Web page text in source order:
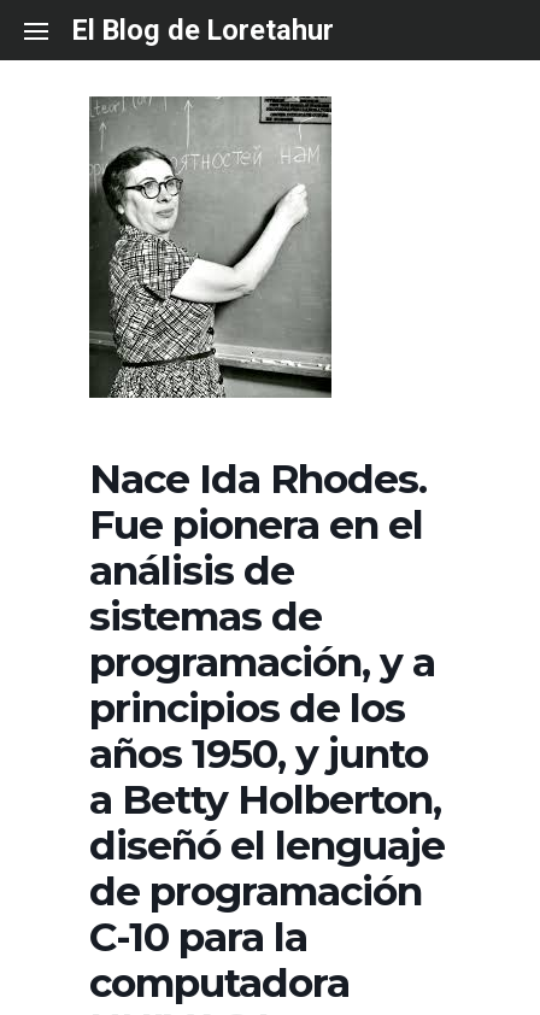
content
El Blog de Loretahur
Nace Ida Rhodes.
Fue pionera en el
análisis de
sistemas de
programación, y a
principios de los
años 1950, y junto
a Betty Holberton,
diseñó el lenguaje
de programación
C-10 para la
computadora